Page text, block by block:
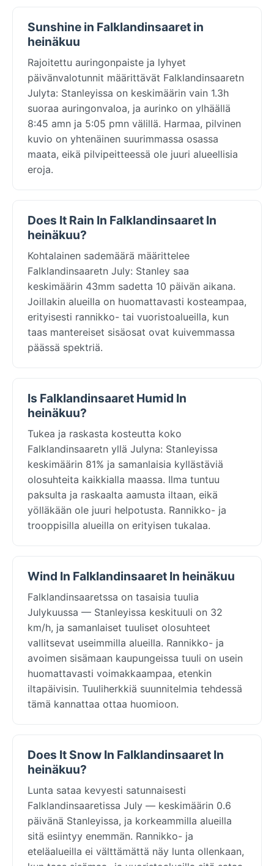
Sunshine in Falklandinsaaret in
heinäkuu
Rajoitettu auringonpaiste ja lyhyet
päivänvalotunnit määrittävät Falklandinsaaretn
Julyta: Stanleyissa on keskimäärin vain 1.3h
suoraa auringonvaloa, ja aurinko on ylhäällä
8:45 amn ja 5:05 pmn välillä. Harmaa, pilvinen
kuvio on yhtenäinen suurimmassa osassa
maata, eikä pilvipeitteessä ole juuri alueellisia
eroja.
Does It Rain In Falklandinsaaret In
heinäkuu?
Kohtalainen sademäärä määrittelee
Falklandinsaaretn July: Stanley saa
keskimäärin 43mm sadetta 10 päivän aikana.
Joillakin alueilla on huomattavasti kosteampaa,
erityisesti rannikko- tai vuoristoalueilla, kun
taas mantereiset sisäosat ovat kuivemmassa
päässä spektriä.
Is Falklandinsaaret Humid In
heinäkuu?
Tukea ja raskasta kosteutta koko
Falklandinsaaretn yllä Julyna: Stanleyissa
keskimäärin 81% ja samanlaisia kyllästäviä
olosuhteita kaikkialla maassa. Ilma tuntuu
paksulta ja raskaalta aamusta iltaan, eikä
yölläkään ole juuri helpotusta. Rannikko- ja
trooppisilla alueilla on erityisen tukalaa.
Wind In Falklandinsaaret In heinäkuu
Falklandinsaaretssa on tasaisia tuulia
Julykuussa — Stanleyissa keskituuli on 32
km/h, ja samanlaiset tuuliset olosuhteet
vallitsevat useimmilla alueilla. Rannikko- ja
avoimen sisämaan kaupungeissa tuuli on usein
huomattavasti voimakkaampaa, etenkin
iltapäivisin. Tuuliherkkiä suunnitelmia tehdessä
tämä kannattaa ottaa huomioon.
Does It Snow In Falklandinsaaret In
heinäkuu?
Lunta sataa kevyesti satunnaisesti
Falklandinsaaretissa July — keskimäärin 0.6
päivänä Stanleyissa, ja korkeammilla alueilla
sitä esiintyy enemmän. Rannikko- ja
eteläalueilla ei välttämättä näy lunta ollenkaan,